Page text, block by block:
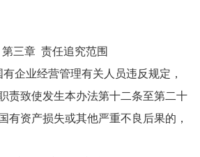
第三章 责任追究范围
有企业经营管理有关人员违反规定，
责致使发生本办法第十二条至第二十
有资产损失或其他严重不良后果的，